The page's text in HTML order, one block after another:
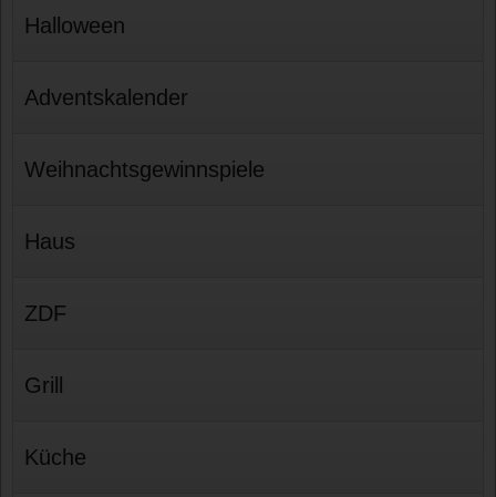
Halloween
Adventskalender
Weihnachtsgewinnspiele
Haus
ZDF
Grill
Küche